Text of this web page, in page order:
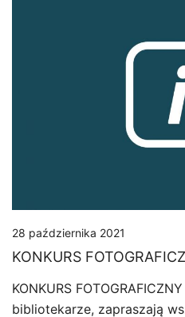
28 października 2021
KONKURS
KONKURS
bibliotekarze, zapraszają